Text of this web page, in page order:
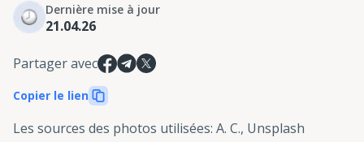
Dernière mise à jour
21.04.26
Partager avec
Copier le lien
Les sources des photos utilisées: A. C., Unsplash